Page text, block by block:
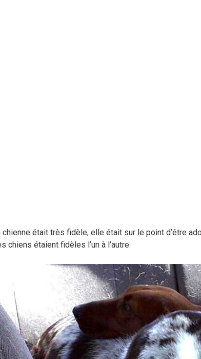
chienne était très fidèle, elle était sur le point d’être
chiens étaient fidèles l’un à l’autre.